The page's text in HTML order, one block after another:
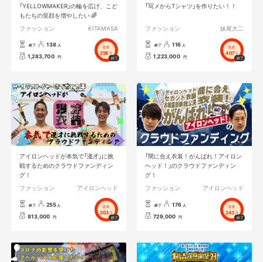
「YELLOWMAKER」の輪を広げ、こど
もたちの笑顔を増やしたい 🌈
ファッション
KITAMASA
終了 138 人
1,283,700 円
達成
256 %
「写メからTシャツ」を作りたい！！
ファッション 妹尾大二
終了 116 人
1,223,000 円
達成
407%
アイロンヘッドが本気で「漫才」に挑
戦するためのクラウドファンディン
グ！
ファッション
アイロンヘッド
終了 255 人
813,000 円
達成
203 %
「間に合え衣装！がんばれ！アイロン
ヘッド！」のクラウドファンディン
グ！
ファッション
アイロンヘッド
終了 176 人
729,000 円
達成
243 %